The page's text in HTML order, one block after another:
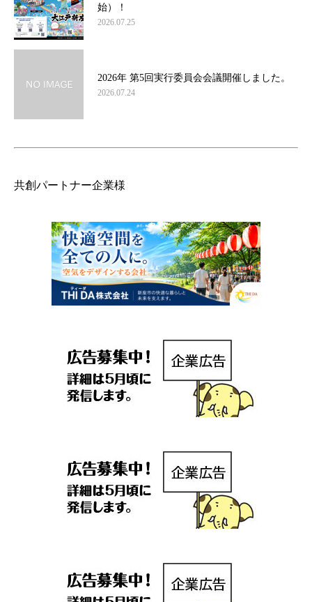
始）！
2026.07.25
2026年 第5回実行委員会会議開催しました。
2026.07.24
共創パートナー企業様